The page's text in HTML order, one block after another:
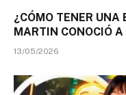
¿CÓMO TENER UNA
MARTIN CONOCIÓ A
13/05/2026